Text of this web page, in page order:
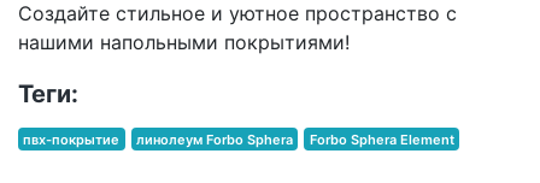
Создайте стильное и уютное пространство с
нашими напольными покрытиями!
Теги:
пвх-покрытие линолеум Forbo Sphera Forbo Sphera Element